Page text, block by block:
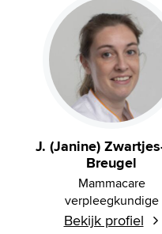
J. (Janine)
Breugel
Mammacare
verpleegkundige
Bekijk profiel